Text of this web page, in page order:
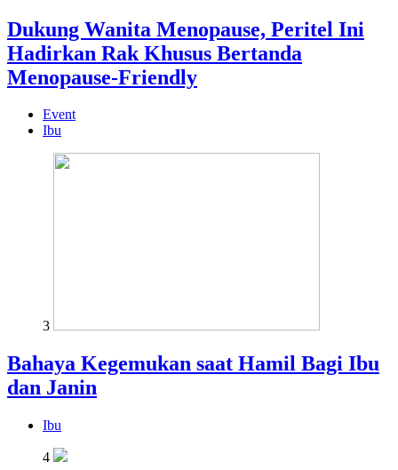
Dukung Wanita Menopause, Peritel Ini
Hadirkan Rak Khusus Bertanda
Menopause-Friendly
Event
Ibu
3
Bahaya Kegemukan saat Hamil Bagi Ibu
dan Janin
Ibu
4